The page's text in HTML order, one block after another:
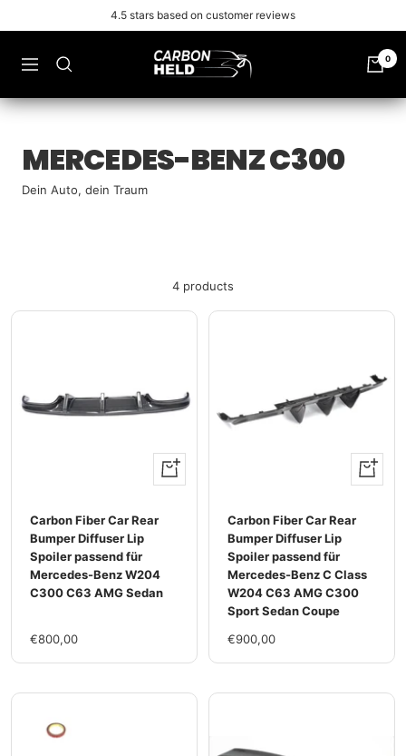
to
4.5 stars based on customer reviews
Navigation
Carbonheld 0
MERCEDES-BENZ C300
Dein Auto, dein Traum
4 products
+
Add
Carbon Fiber Car Rear
Bumper Diffuser Lip
Spoiler passend für
Mercedes-Benz W204
C300 C63 AMG Sedan
Sale
€800,00
+
Add
Carbon Fiber Car Rear
Bumper Diffuser Lip
Spoiler passend für
Mercedes-Benz C Class
W204 C63 AMG C300
Sport Sedan Coupe
Sale
€900,00